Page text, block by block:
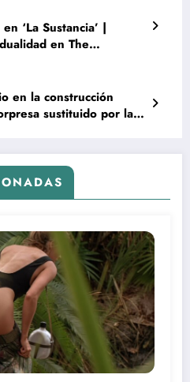
‘La Sustancia’ |
en The
en la construcción
sustituido por la